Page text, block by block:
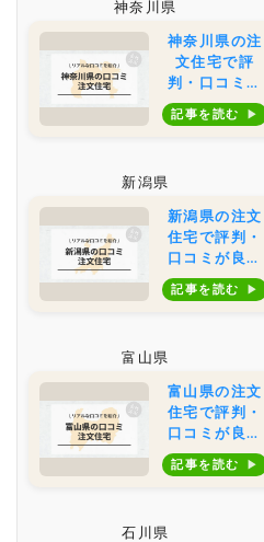
相場もご紹介
神奈川県
神奈川県の注
文住宅で評
判・口コミが
良いおすすめ
の建築会社・
入の相場もご
紹介
記事を読む
新潟県
新潟県の注文
住宅で評判・
口コミが良い
おすすめの建
築会社・工務
相場もご紹介
記事を読む
富山県
富山県の注文
住宅で評判・
口コミが良い
おすすめの建
築会社・工務
相場もご紹介
記事を読む
石川県